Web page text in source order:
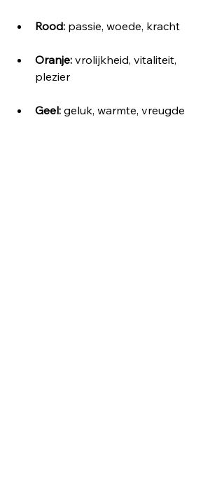
Rood: passie, woede, kracht
Oranje: vrolijkheid, vitaliteit,
plezier
Geel: geluk, warmte, vreugde